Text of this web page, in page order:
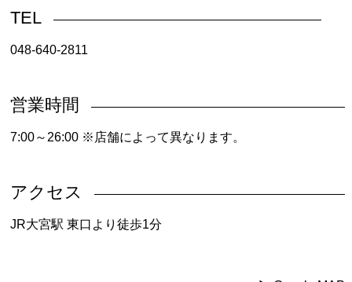
TEL
048-640-2811
営業時間
7:00～26:00 ※店舗によって異なります。
アクセス
JR大宮駅 東口より徒歩1分